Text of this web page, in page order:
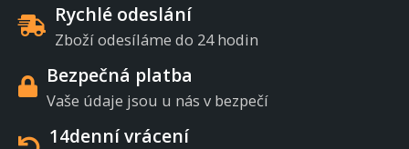
Rychlé odeslání
Zboží odesíláme do 24 hodin
Bezpečná platba
Vaše údaje jsou u nás v bezpečí
14denní vrácení